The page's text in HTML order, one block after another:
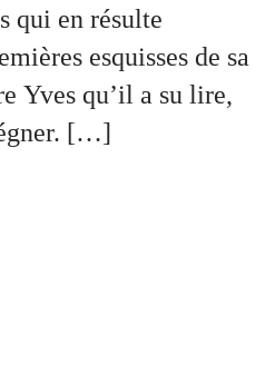
qui en résulte
esquisses de sa
Yves qu’il a su lire,
[…]